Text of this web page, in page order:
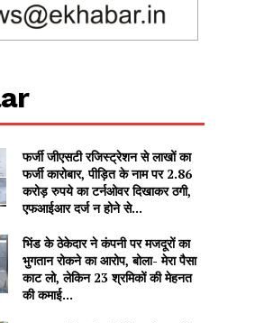
फर्जी जीएसटी रजिस्ट्रेशन से लाखों का
फर्जी कारोबार, पीड़ित के नाम पर 2.86
करोड़ रुपये का टर्नओवर दिखाकर ठगी,
एफआईआर दर्ज न होने से...
भिंड के ठेकेदार ने कंपनी पर मजदूरों का
भुगतान रोकने का आरोप, बोला- मेरा पैसा
काट लो, लेकिन 23 श्रमिकों की मेहनत
की कमाई...